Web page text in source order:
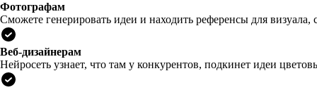
Фотографам
Сможете генерировать идеи и находить референсы для
Веб-дизайнерам
Нейросеть узнает, что там у конкурентов, подкинет идеи